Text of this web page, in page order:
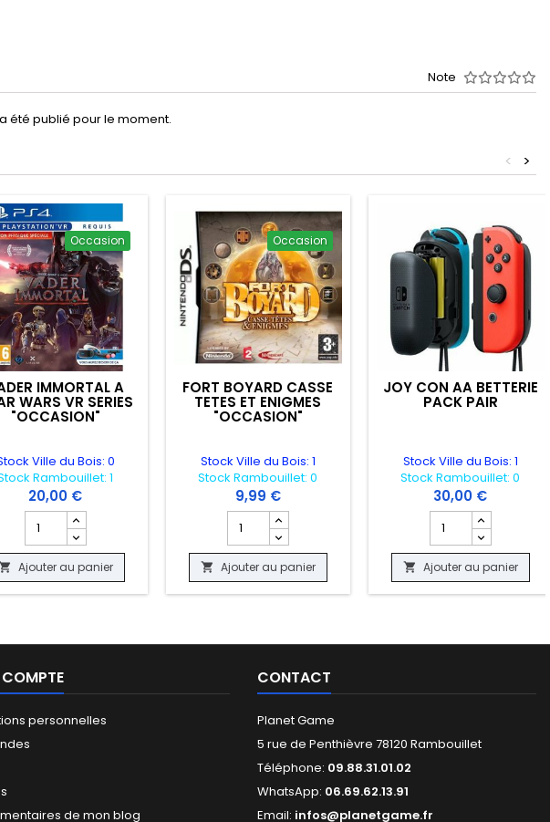
Note
été publié pour le moment.
>
<
MARIO PARTY "OCCASION"
Occasion
IMMORTAL A
WARS VR SERIES
"OCCASION"
Ville du Bois: 0
Rambouillet: 1
20,00 €
Champ quantité du produit VADER IMMORTAL A STAR WARS VR SERIES "OCCASION"
Ajouter au panier
Occasion
FORT BOYARD CASSE
TETES ET ENIGMES
"OCCASION"
Stock Ville du Bois: 1
Stock Rambouillet: 0
9,99 €
Champ quantité du produit FORT BOYARD CASSE TETES
 Ajouter au panier
JOY CON AA BETTERIE
PACK PAIR
Stock Ville du Bois: 1
Stock Rambouillet: 0
30,00 €
Champ quantité du
 Ajouter au panier
personnelles
de mon blog
CONTACT
Planet Game
5 rue de Penthièvre 78120 Rambouillet
Téléphone: 09.88.31.01.02
WhatsApp: 06.69.62.13.91
Email: infos@planetgame.fr